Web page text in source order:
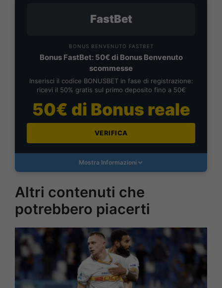
FastBet
BONUS BENVENUTO FASTBET
Bonus FastBet: 50€ di Bonus Benvenuto
scommesse
Inserisci il codice BONUSBET in fase di registrazione:
ricevi il 50% gratis sul primo deposito fino a 50€
50€ di Bonus reale
VERIFICA
Mostra Informazioni
Altri contenuti che
potrebbero piacerti